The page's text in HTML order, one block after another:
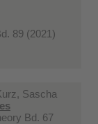
89 (2021)
Sascha
Bd. 67